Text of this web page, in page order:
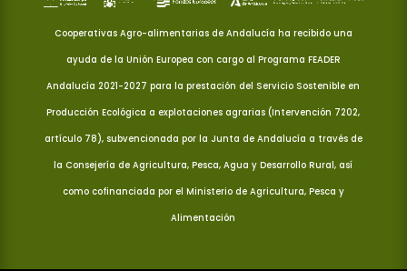
Cooperativas Agro-alimentarias de Andalucía ha recibido una
ayuda de la Unión Europea con cargo al Programa FEADER
Andalucía 2021-2027 para la prestación del Servicio Sostenible en
Producción Ecológica a explotaciones agrarias (Intervención 7202,
artículo 78), subvencionada por la Junta de Andalucía a través de
la Consejería de Agricultura, Pesca, Agua y Desarrollo Rural, así
como cofinanciada por el Ministerio de Agricultura, Pesca y
Alimentación